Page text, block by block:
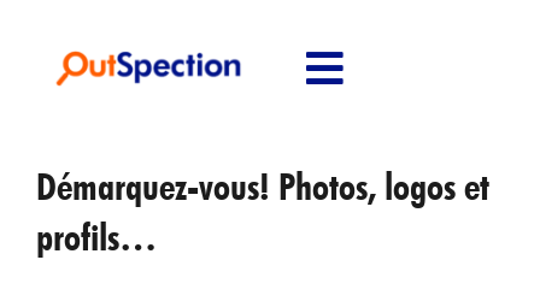
content
Toggle
À propos
Démarquez-vous! Photos, logos et
profils…